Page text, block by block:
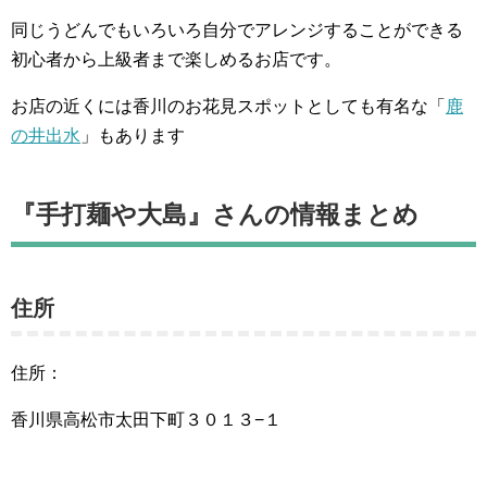
同じうどんでもいろいろ自分でアレンジすることができる
初心者から上級者まで楽しめるお店です。
お店の近くには香川のお花見スポットとしても有名な「 鹿
の井出水 」もあります
『手打麺や大島』さんの情報まとめ
住所
住所：
香川県高松市太田下町３０１３−１